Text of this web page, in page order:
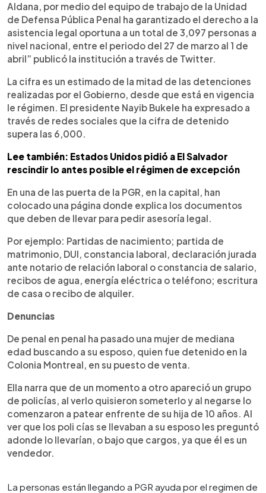
Aldana, por medio del equipo de trabajo de la Unidad
de Defensa Pública Penal ha garantizado el derecho a la
asistencia legal oportuna a un total de 3,097 personas a
nivel nacional, entre el periodo del 27 de marzo al 1 de
abril” publicó la institución a través de Twitter.
La cifra es un estimado de la mitad de las detenciones
realizadas por el Gobierno, desde que está en vigencia
le régimen. El presidente Nayib Bukele ha expresado a
través de redes sociales que la cifra de detenido
supera las 6,000.
Lee también: Estados Unidos pidió a El Salvador
rescindir lo antes posible el régimen de excepción
En una de las puerta de la PGR, en la capital, han
colocado una página donde explica los documentos
que deben de llevar para pedir asesoría legal.
Por ejemplo: Partidas de nacimiento; partida de
matrimonio, DUI, constancia laboral, declaración jurada
ante notario de relación laboral o constancia de salario,
recibos de agua, energía eléctrica o teléfono; escritura
de casa o recibo de alquiler.
Denuncias
De penal en penal ha pasado una mujer de mediana
edad buscando a su esposo, quien fue detenido en la
Colonia Montreal, en su puesto de venta.
Ella narra que de un momento a otro apareció un grupo
de policías, al verlo quisieron someterlo y al negarse lo
comenzaron a patear enfrente de su hija de 10 años. Al
ver que los poli cías se llevaban a su esposo les preguntó
adonde lo llevarían, o bajo que cargos, ya que él es un
vendedor.
La personas están llegando a PGR ayuda por el regimen de